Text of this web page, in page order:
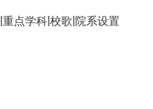
|重点学科 |校歌 院系设置